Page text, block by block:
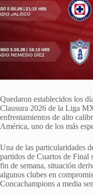
Quedaron establecidos los
Clausura 2026 de la Liga
enfrentamientos de alto
América, uno de los más
Una de las particularidades
partidos de Cuartos de Final
fin de semana, situación
algunos clubes en
Concachampions a media